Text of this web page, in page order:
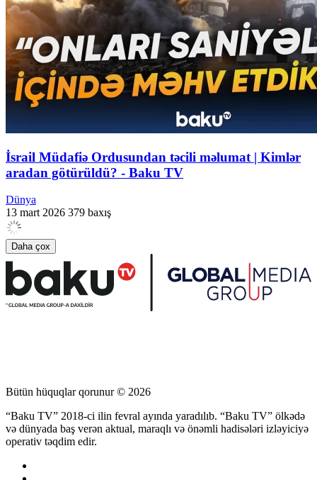
İsrail Müdafiə Ordusundan təcili məlumat | Kimlər
aradan götürüldü? - Baku TV
Dünya
13 mart 2026 379 baxış
Daha çox
Bütün hüquqlar qorunur © 2026
“Baku TV” 2018-ci ilin fevral ayında yaradılıb. “Baku TV” ölkədə
və dünyada baş verən aktual, maraqlı və önəmli hadisələri izləyiciyə
operativ təqdim edir.